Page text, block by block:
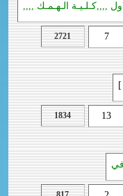
,,,,كـلـيـة الـهـمـك ,,,,
7
2721
]
13
1834
في